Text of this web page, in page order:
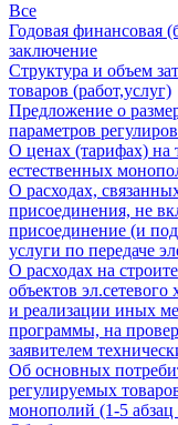
Все
Годовая финансовая
заключение
Структура и объем
товаров (работ,услуг)
Предложение о
параметров
О ценах (тарифах) на
естественных
О расходах,
присоединения, не
присоединение (и
услуги по передаче
О расходах на
объектов эл.сетевого
и реализации иных
программы, на
заявителем
Об основных
регулируемых
монополий (1-5